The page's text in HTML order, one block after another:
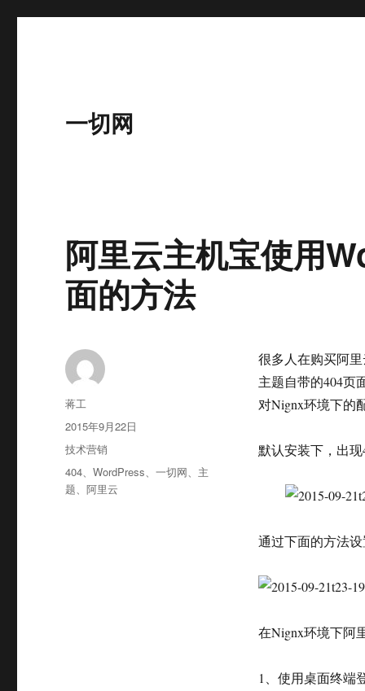
一切网
阿里云主机宝使用
面的方法
很多人在购买阿里
主题自带的404页
对Nignx环境下的
默认安装下，出
通过下面的方法
在Nignx环境下阿
1、使用桌面终端
作
者
蒋工
发
布
于
2015年9月22日
分
类
技术营销
标
签
404、WordPress、一切网、 主
题、阿里云